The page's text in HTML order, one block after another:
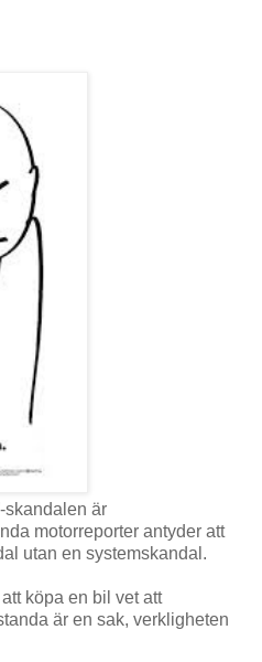
skandalen är
motorreporter antyder att
utan en systemskandal.
köpa en bil vet att
är en sak, verkligheten